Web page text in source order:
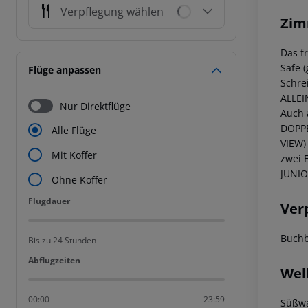
Verpflegung wählen
Flüge anpassen
Nur Direktflüge
Alle Flüge
Mit Koffer
Ohne Koffer
Flugdauer
Flugdauer
Bis zu 24 Stunden
Abflugzeiten
Abflugzeiten
00:00 23:59
Das
Safe
Auch
zwei